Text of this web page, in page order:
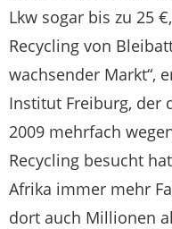
Lkw sogar bis zu 25
Recycling von
wachsender Markt“,
Institut Freiburg, der
2009 mehrfach
Recycling besucht
Afrika immer mehr
dort auch Millionen